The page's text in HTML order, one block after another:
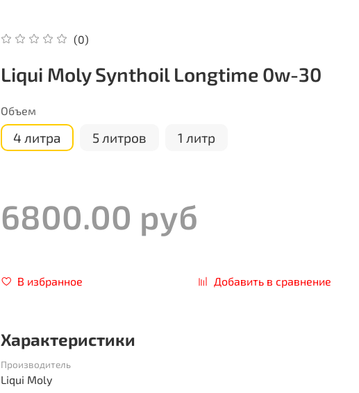
(0)
Liqui Moly Synthoil Longtime 0w-30
Объем
4 литра 5 литров 1 литр
6800.00 руб
В избранное Добавить в сравнение
Характеристики
Производитель
Liqui Moly